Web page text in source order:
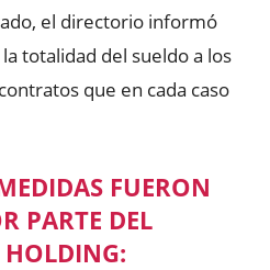
el directorio informó
totalidad del sueldo a los
que en cada caso
FUERON
PARTE DEL
HOLDING: